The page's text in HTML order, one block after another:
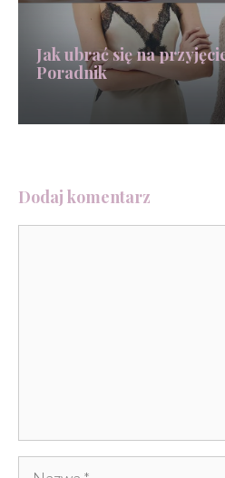
Jak ubrać się na
Poradnik
Dodaj komentarz
Nazwa